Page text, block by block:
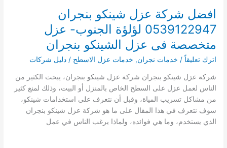
افضل شركة عزل شينكو بنجران
0539122947 لؤلؤة الجنوب- عزل
متخصصة فى عزل الشينكو بنجران
اترك تعليقاً / خدمات نجران, خدمات عزل الاسطح /دليل شركات
شركة عزل شينكو بنجران شركة عزل شينكو بنجران، يبحث الكثير من
الناس لعمل عزل على السطح الخاص بالمنزل أو البيت، وذلك لمنع كثير
من مشاكل تسريب المياة، وقبل أن نتعرف على استخدامات شينكو،
سوف نتعرف في هذا المقال على ما هو شركة عزل شينكو بنجران
الذي يستخدم، وما هي فوائده، ولماذا يرغب الناس في عمل